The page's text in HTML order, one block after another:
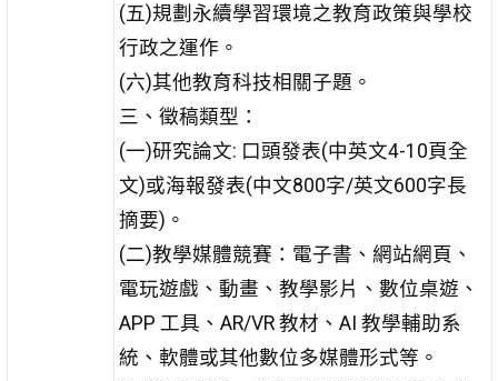
(五)規劃永續學習環境之教育政策與學校
行政之運作。
(六)其他教育科技相關子題。
三、徵稿類型：
(一)研究論文: 口頭發表(中英文4-10頁全
文)或海報發表(中文800字/英文600字長
摘要)。
(二)教學媒體競賽：電子書、網站網頁、
電玩遊戲、動畫、教學影片、數位桌遊、
APP 工具、AR/VR 教材、AI 教學輔助系
統、軟體或其他數位多媒體形式等。